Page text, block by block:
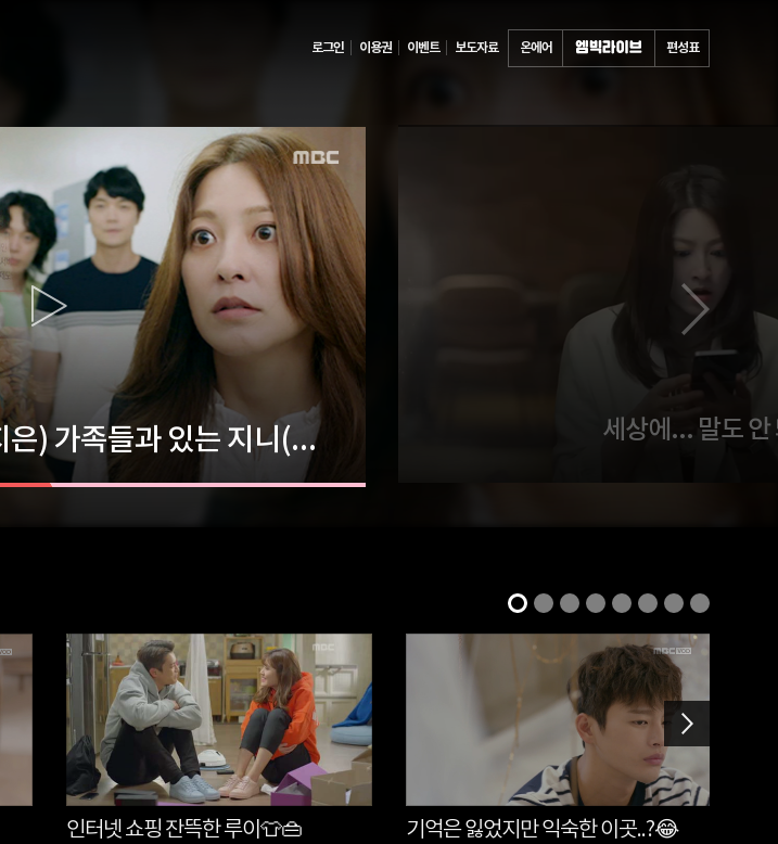
로그인 이용권 이벤트 보도자료 온에어 편성표
"지니야.." 영주(임지은) 가족들과 있는 지니(박세영)를 보고 기절한 세리(한고은) 세상에... 말도 안
인터넷 쇼핑 잔뜩한 루이👕👜 기억은 잃었지만 익숙한 이곳..?😂